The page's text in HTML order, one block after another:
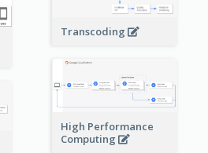
Transcoding
High Performance
Computing